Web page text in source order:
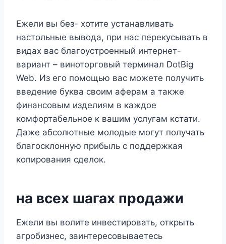
Ежели вы без- хотите устанавливать
настольные вывода, при нас перекусывать в
видах вас благоустроенный интернет-
вариант – виноторговый терминал DotBig
Web. Из его помощью вас можете получить
введение буква своим аферам а также
финансовым изделиям в каждое
комфортабельное к вашим услугам кстати.
Даже абсолютные молодые могут получать
благосклонную прибыль с поддержкая
копирования сделок.
на всех шагах продажи
Ежели вы волите инвестировать, открыть
агробизнес, заинтересовываетесь